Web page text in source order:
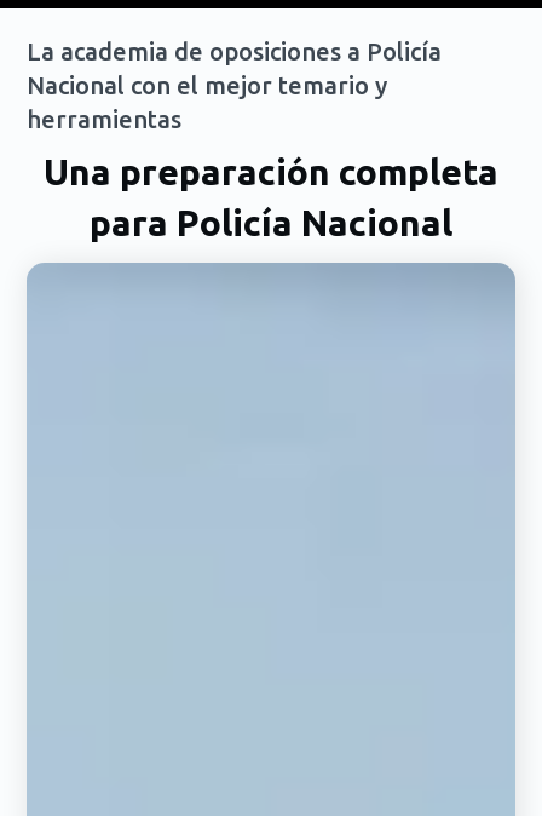
La academia de oposiciones a Policía
Nacional con el mejor temario y
herramientas
Una preparación completa
para Policía Nacional